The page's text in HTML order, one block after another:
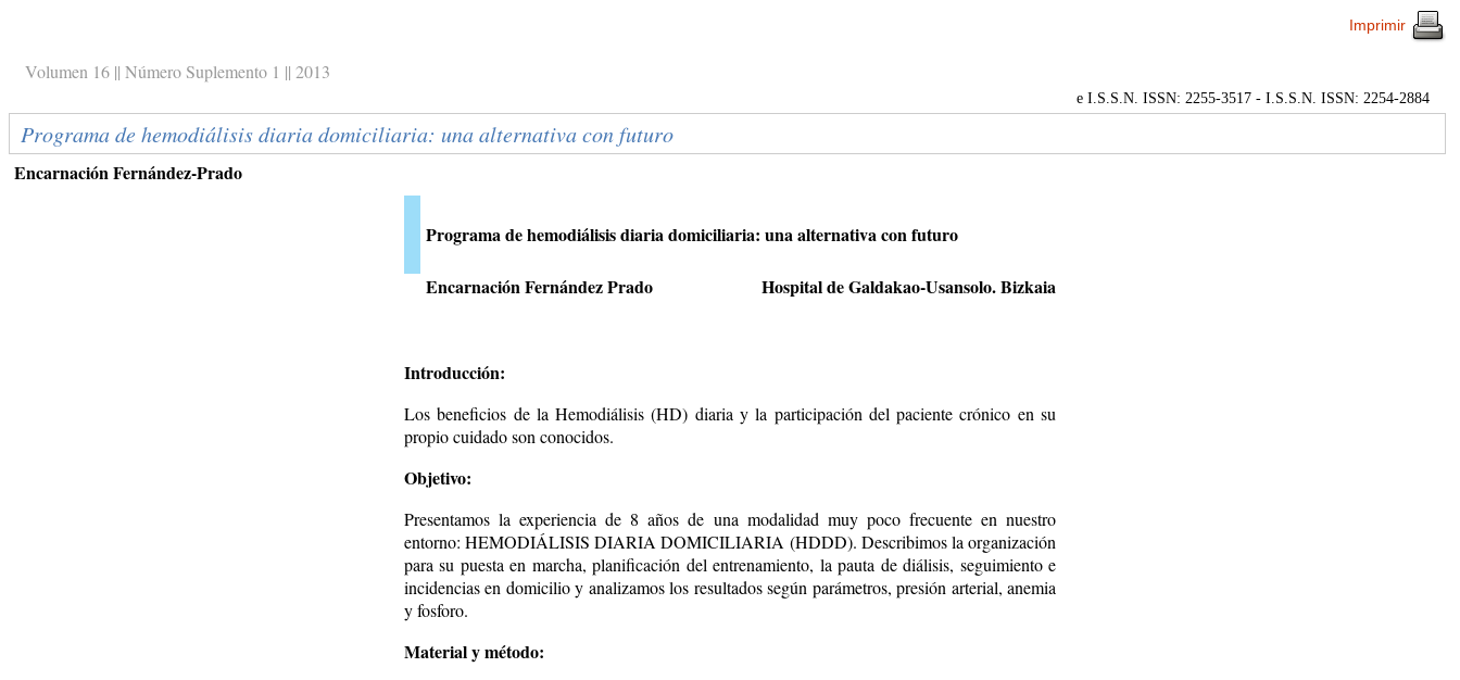
Imprimir
Volumen 16 || Número Suplemento 1 || 2013
e I.S.S.N. ISSN: 2255-3517 - I.S.S.N. ISSN: 2254-2884
Programa de hemodiálisis diaria domiciliaria: una alternativa con futuro
Encarnación Fernández-Prado
Programa de hemodiálisis diaria domiciliaria: una alternativa con futuro
Encarnación Fernández Prado Hospital de Galdakao-Usansolo. Bizkaia
Introducción:
Los beneficios de la Hemodiálisis (HD) diaria y la participación del paciente crónico en su
propio cuidado son conocidos.
Objetivo:
Presentamos la experiencia de 8 años de una modalidad muy poco frecuente en nuestro
entorno: HEMODIÁLISIS DIARIA DOMICILIARIA (HDDD). Describimos la organización
para su puesta en marcha, planificación del entrenamiento, la pauta de diálisis, seguimiento e
incidencias en domicilio y analizamos los resultados según parámetros, presión arterial, anemia
y fosforo.
Material y método: